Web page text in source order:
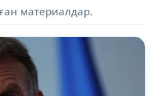
материалдар.